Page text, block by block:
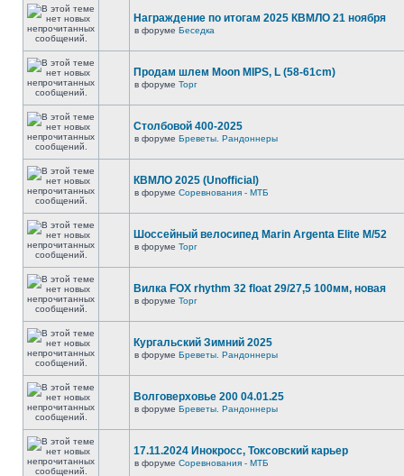
Награждение по итогам 2025 КВМЛО 21 ноября
в форуме Беседка
Продам шлем Moon MIPS, L (58-61cm)
в форуме Торг
Столбовой 400-2025
в форуме Бреветы. Рандоннеры
КВМЛО 2025 (Unofficial)
в форуме Соревнования - МТБ
Шоссейный велосипед Marin Argenta Elite M/52
в форуме Торг
Вилка FOX rhythm 32 float 29/27,5 100мм, новая
в форуме Торг
Кургальский Зимний 2025
в форуме Бреветы. Рандоннеры
Волговерховье 200 04.01.25
в форуме Бреветы. Рандоннеры
17.11.2024 Инокросс, Токсовский карьер
в форуме Соревнования - МТБ